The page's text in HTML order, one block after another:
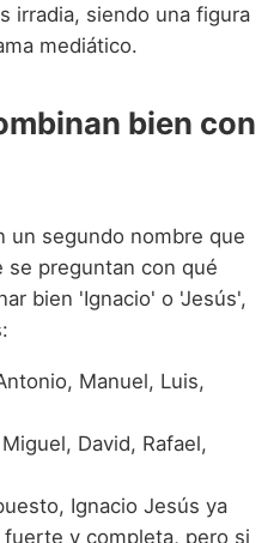
irradia, siendo una figura
mediático.
bien con
un segundo nombre que
se preguntan con qué
bien 'Ignacio' o 'Jesús',
Manuel, Luis,
David, Rafael,
Ignacio Jesús ya
y completa, pero si